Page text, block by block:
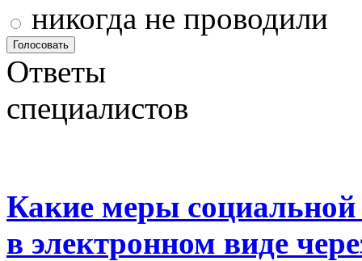
никогда не проводили
Ответы
специалистов
Какие меры
в электронном виде